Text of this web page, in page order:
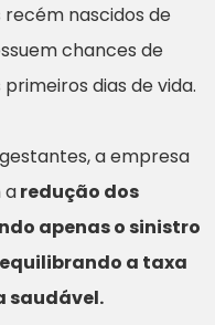
nascidos de
chances de
dias de vida.
a empresa
aredução dos
apenas o sinistro
a taxa
saudável.